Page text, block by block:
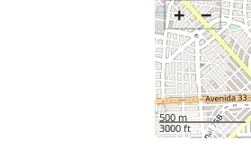
+ −
500 m
3000 ft